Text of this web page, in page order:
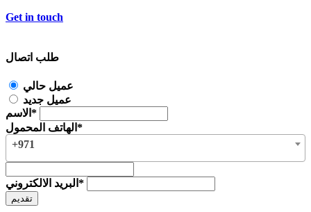
Get in touch
طلب اتصال
عميل حالي
عميل جديد
الاسم*
الهاتف المحمول*
+971
البريد الالكتروني*